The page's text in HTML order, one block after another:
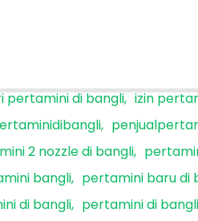
pertamini di bangli izin
2 nozzle di bangli
bangli
pertamini baru di
di bangli
pertamini di